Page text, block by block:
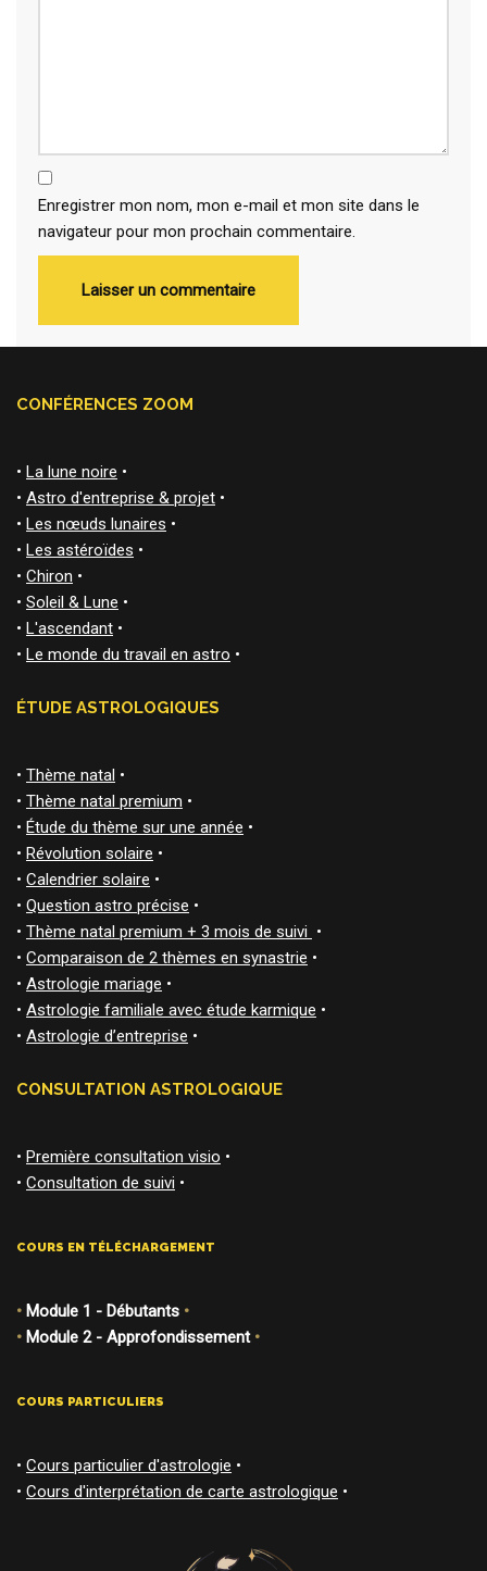
Enregistrer mon nom, mon e-mail et mon site dans le
navigateur pour mon prochain commentaire.
CONFÉRENCES ZOOM
• La lune noire •
• Astro d'entreprise & projet •
• Les nœuds lunaires •
• Les astéroïdes •
• Chiron •
• Soleil & Lune •
• L'ascendant •
• Le monde du travail en astro •
ÉTUDE ASTROLOGIQUES
• Thème natal •
• Thème natal premium •
• Étude du thème sur une année •
• Révolution solaire •
• Calendrier solaire •
• Question astro précise •
• Thème natal premium + 3 mois de suivi •
• Comparaison de 2 thèmes en synastrie •
• Astrologie mariage •
• Astrologie familiale avec étude karmique •
• Astrologie d’entreprise •
CONSULTATION ASTROLOGIQUE
• Première consultation visio •
• Consultation de suivi •
COURS EN TÉLÉCHARGEMENT
• Module 1 - Débutants •
• Module 2 - Approfondissement•
COURS PARTICULIERS
• Cours particulier d'astrologie •
• Cours d'interprétation de carte astrologique •